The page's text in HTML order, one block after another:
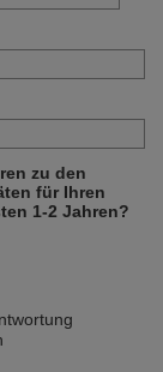
zu den
für Ihren
1-2 Jahren?